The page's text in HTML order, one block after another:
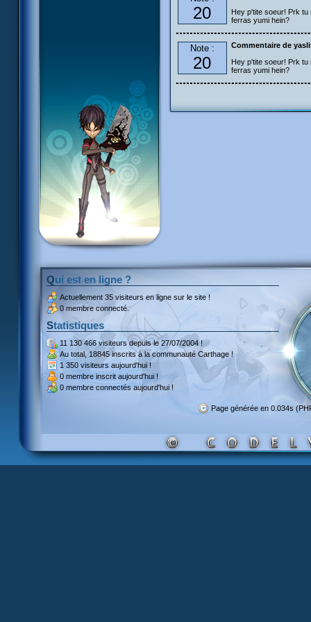
20
Hey p'tite soeur! Prk tu
ferras yumi hein?
Note :
20
Commentaire de
Hey p'tite soeur! Prk tu
ferras yumi hein?
Qui est en ligne ?
Actuellement 35 visiteurs en ligne sur le site !
0 membre connecté.
Statistiques
11 130 466 visiteursdepuis le 27/07/2004 !
Au total, 18845 inscritsà la communauté Carthage !
1 350 visiteurs aujourd'hui !
0 membre inscrit aujourd'hui !
0 membre connectés aujourd'hui !
Page générée en 0.034s